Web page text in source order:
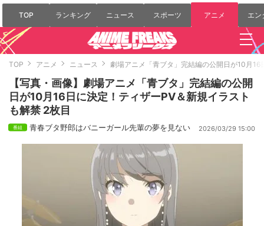
TOP ランキング ニュース スポーツ アニメ エン
TOP アニメ ニュース 劇場アニメ「青ブタ」完結編の公開日が10月
【写真・画像】劇場アニメ「青ブタ」完結編の公開
日が10月16日に決定！ティザーPV＆新規イラスト
も解禁 2枚目
青春ブタ野郎はバニーガール先輩の夢を見ない 2026/03/29 15:00